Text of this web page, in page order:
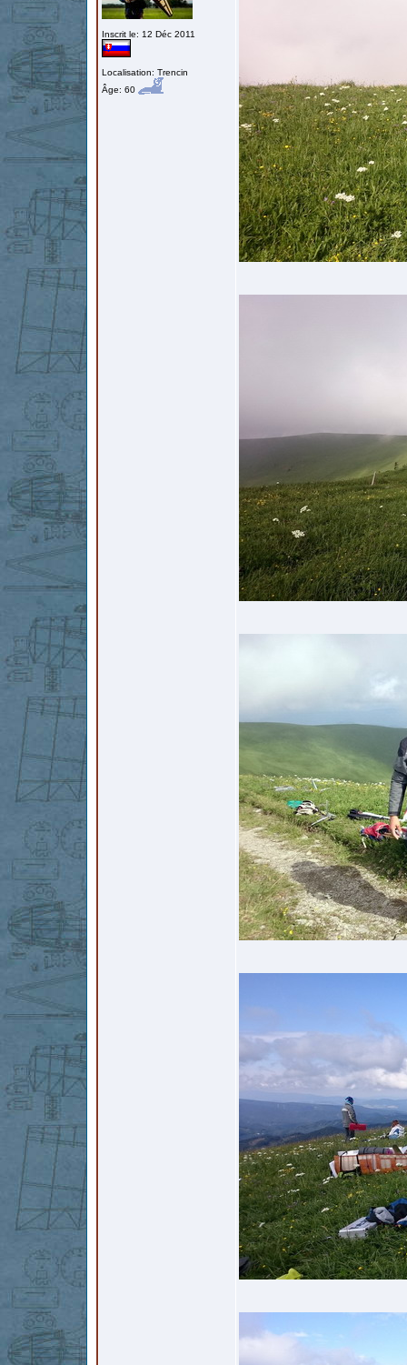
Inscrit le: 12 Déc 2011
Localisation: Trencin
Âge: 60